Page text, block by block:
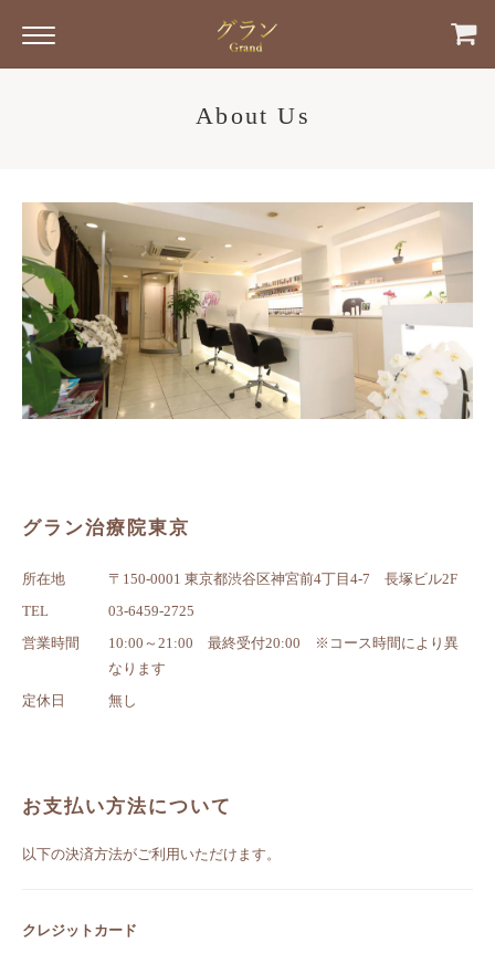
About Us
グラン治療院東京
所在地
〒150-0001 東京都渋谷区神宮前4丁目4-7 長塚ビル2F
TEL
03-6459-2725
営業時間
10:00～21:00 最終受付20:00 ※コース時間により異
なります
定休日
無し
お支払い方法について
以下の決済方法がご利用いただけます。
クレジットカード